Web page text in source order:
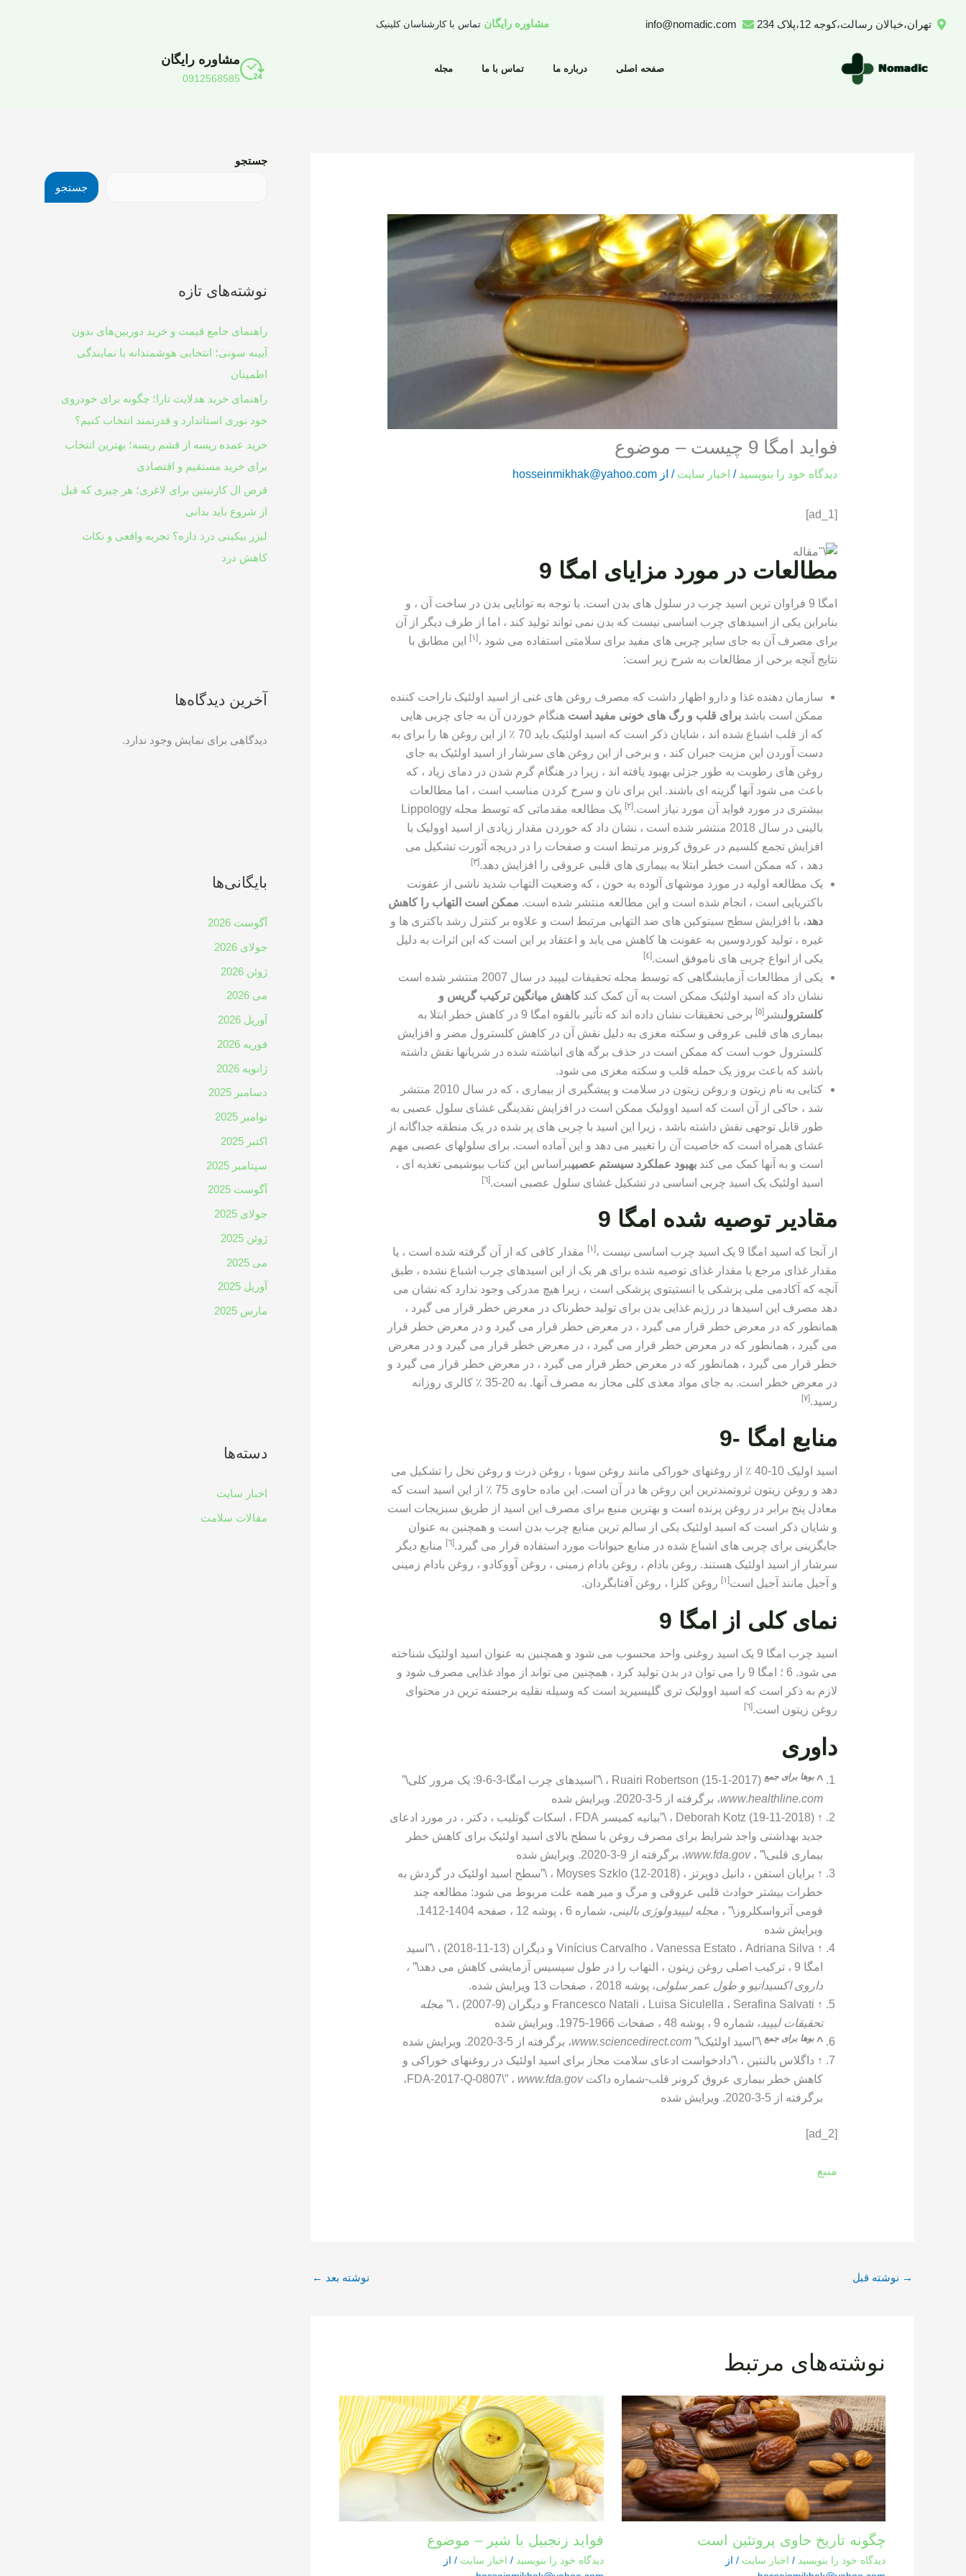
تهران،خیالان رسالت،کوجه 12،پلاک 234 info@nomadic.com مشاوره رایگان تماس با کارشناسان کلینیک
صفحه اصلی درباره ما تماس با ما مجله
مشاوره رایگان
0912568585
فواید امگا 9 چیست – موضوع
دیدگاه‌ خود را بنویسید / اخبار سایت / از hosseinmikhak@yahoo.com
[ad_1]
مطالعات در مورد مزایای امگا 9
امگا 9 فراوان ترین اسید چرب در سلول های بدن است. با توجه به توانایی بدن در ساخت آن ، و
بنابراین یکی از اسیدهای چرب اساسی نیست که بدن نمی تواند تولید کند ، اما از طرف دیگر از آن
برای مصرف آن به جای سایر چربی های مفید برای سلامتی استفاده می شود ، [١]
این مطابق با
نتایج آنچه برخی از مطالعات به شرح زیر است:
سازمان دهنده غذا و دارو اظهار داشت که مصرف روغن های غنی از اسید اولئیک ناراحت کننده
ممکن است باشد برای قلب و رگ های خونی مفید است هنگام خوردن آن به جای چربی هایی
که از قلب اشباع شده اند ، شایان ذکر است که اسید اولئیک باید 70 ٪ از این روغن ها را برای به
دست آوردن این مزیت جبران کند ، و برخی از این روغن های سرشار از اسید اولئیک به جای
روغن های رطوبت به طور جزئی بهبود یافته اند ، زیرا در هنگام گرم شدن در دمای زیاد ، که
باعث می شود آنها گزینه ای باشند. این برای نان و سرخ کردن مناسب است ، اما مطالعات
بیشتری در مورد فواید آن مورد نیاز است.[٢]
یک مطالعه مقدماتی که توسط مجله Lippology
بالینی در سال 2018 منتشر شده است ، نشان داد که خوردن مقدار زیادی از اسید اوولیک با
افزایش تجمع کلسیم در عروق کرونر مرتبط است و صفحات را در دریچه آئورت تشکیل می
دهد ، که ممکن است خطر ابتلا به بیماری های قلبی عروقی را افزایش دهد.[٣]
یک مطالعه اولیه در مورد موشهای آلوده به خون ، که وضعیت التهاب شدید ناشی از عفونت
باکتریایی است ، انجام شده است و این مطالعه منتشر شده است. ممکن است التهاب را کاهش
دهد، با افزایش سطح سیتوکین های ضد التهابی مرتبط است و علاوه بر کنترل رشد باکتری ها و
غیره ، تولید کوردوسین به عفونت ها کاهش می یابد و اعتقاد بر این است که این اثرات به دلیل
یکی از انواع چربی های ناموفق است.[٤]
یکی از مطالعات آزمایشگاهی که توسط مجله تحقیقات لیپید در سال 2007 منتشر شده است
نشان داد که اسید اولئیک ممکن است به آن کمک کندکاهش میانگین ترکیب گریس و
کلسترولبشر [٥]
برخی تحقیقات نشان داده اند که تأثیر بالقوه امگا 9 در کاهش خطر ابتلا به
بیماری های قلبی عروقی و سکته مغزی به دلیل نقش آن در کاهش کلسترول مضر و افزایش
کلسترول خوب است که ممکن است در حذف برگه های انباشته شده در شریانها نقش داشته
باشد که باعث بروز یک حمله قلب و سکته مغزی می شود.
کتابی به نام زیتون و روغن زیتون در سلامت و پیشگیری از بیماری ، که در سال 2010 منتشر
شد ، حاکی از آن است که اسید اوولیک ممکن است در افزایش نقدینگی غشای سلول عصبی به
طور قابل توجهی نقش داشته باشد ، زیرا این اسید با چربی های پر شده در یک منطقه جداگانه از
غشای همراه است که خاصیت آن را تغییر می دهد و این آماده است. برای سلولهای عصبی مهم
است و به آنها کمک می کند بهبود عملکرد سیستم عصبیبراساس این کتاب بیوشیمی تغذیه ای ،
اسید اولئیک یک اسید چربی اساسی در تشکیل غشای سلول عصبی است.[٦]
مقادیر توصیه شده امگا 9
از آنجا که اسید امگا 9 یک اسید چرب اساسی نیست ، [١]
مقدار کافی که از آن گرفته شده است ، یا
مقدار غذای مرجع یا مقدار غذای توصیه شده برای هر یک از این اسیدهای چرب اشباع نشده ، طبق
آنچه که آکادمی ملی پزشکی یا انستیتوی پزشکی است ، زیرا هیچ مدرکی وجود ندارد که نشان می
دهد مصرف این اسیدها در رژیم غذایی بدن برای تولید خطرناک در معرض خطر قرار می گیرد ،
همانطور که در معرض خطر قرار می گیرد ، در معرض خطر قرار می گیرد و در معرض خطر قرار
می گیرد ، همانطور که در معرض خطر قرار می گیرد ، در معرض خطر قرار می گیرد و در معرض
خطر قرار می گیرد ، همانطور که در معرض خطر قرار می گیرد ، در معرض خطر قرار می گیرد و
در معرض خطر است. به جای مواد مغذی کلی مجاز به مصرف آنها. به 20-35 ٪ کالری روزانه
رسید.[٧]
منابع امگا -9
اسید اولیک 10-40 ٪ از روغنهای خوراکی مانند روغن سویا ، روغن ذرت و روغن نخل را تشکیل می
دهد و روغن زیتون ثروتمندترین این روغن ها در آن است. این ماده حاوی 75 ٪ از این اسید است که
معادل پنج برابر در روغن پرنده است و بهترین منبع برای مصرف این اسید از طریق سبزیجات است
و شایان ذکر است که اسید اولئیک یکی از سالم ترین منابع چرب بدن است و همچنین به عنوان
جایگزینی برای چربی های اشباع شده در منابع حیوانات مورد استفاده قرار می گیرد.[٦]
منابع دیگر
سرشار از اسید اولئیک هستند. روغن بادام ، روغن بادام زمینی ، روغن آووکادو ، روغن بادام زمینی
و آجیل مانند آجیل است[١] روغن کلزا ، روغن آفتابگردان.
نمای کلی از امگا 9
اسید چرب امگا 9 یک اسید روغنی واحد محسوب می شود و همچنین به عنوان اسید اولئیک شناخته
می شود. 6 ؛ امگا 9 را می توان در بدن تولید کرد ، همچنین می تواند از مواد غذایی مصرف شود و
لازم به ذکر است که اسید اوولیک تری گلیسیرید است که وسیله نقلیه برجسته ترین در محتوای
روغن زیتون است.[٦]
داوری
^ بوها برای جمع Ruairi Robertson (15-1-2017) ، \”اسیدهای چرب امگا-3-6-9: یک مرور کلی\”
www.healthline.com، برگرفته از 5-3-2020. ویرایش شده
↑
Deborah Kotz (19-11-2018) ، \”بیانیه کمیسر FDA ، اسکات گوتلیب ، دکتر ، در مورد ادعای
جدید بهداشتی واجد شرایط برای مصرف روغن با سطح بالای اسید اولئیک برای کاهش خطر
بیماری قلبی\” ،www.fda.gov، برگرفته از 9-3-2020. ویرایش شده
↑
برایان استفن ، دانیل دوپرتز ، Moyses Szklo (12-2018) ، \”سطح اسید اولئیک در گردش به
خطرات بیشتر حوادث قلبی عروقی و مرگ و میر همه علت مربوط می شود: مطالعه چند
قومی آترواسکلروز\” ، مجله لیپیدولوژی بالینی
، شماره 6 ، پوشه 12 ، صفحه 1404-1412.
ویرایش شده
↑
Vinícius Carvalho ، Vanessa Estato ، Adriana Silva و دیگران (13-11-2018) ، \”اسید
امگا 9 ، ترکیب اصلی روغن زیتون ، التهاب را در طول سپسیس آزمایشی کاهش می دهد\” ،
داروی اکسیداتیو و طول عمر سلولی، پوشه 2018 ، صفحات 13 ویرایش شده.
↑ Francesco Natali ، Luisa Siculella ، Serafina Salvati و دیگران (9-2007) ، \”
مجله
تحقیقات لیپید، شماره 9 ، پوشه 48 ، صفحات 1966-1975. ویرایش شده
^ بوها برای جمع \”اسید اولئیک\” www.sciencedirect.com، برگرفته از 5-3-2020. ویرایش شده
↑ داگلاس بالنتین ، \”دادخواست ادعای سلامت مجاز برای اسید اولئیک در روغنهای خوراکی و
کاهش خطر بیماری عروق کرونر قلب-شماره داکت FDA-2017-Q-0807\” ،www.fda.gov
،
برگرفته از 5-3-2020. ویرایش شده
[ad_2]
منبع
→ نوشته قبل نوشته بعد ←
نوشته‌های مرتبط
چگونه تاریخ حاوی پروتئین است
دیدگاه‌ خود را بنویسید / اخبار سایت / از
فواید زنجبیل با شیر – موضوع
دیدگاه‌ خود را بنویسید / اخبار سایت / از
جستجو
جستجو
نوشته‌های تازه
راهنمای جامع قیمت و خرید دوربین‌های بدون
آیینه سونی؛ انتخابی هوشمندانه با نمایندگی
اطمینان
راهنمای خرید هدلایت تارا؛ چگونه برای خودروی
خود نوری استاندارد و قدرتمند انتخاب کنیم؟
خرید عمده ریسه از قشم ریسه؛ بهترین انتخاب
برای خرید مستقیم و اقتصادی
قرص ال کارنیتین برای لاغری؛ هر چیزی که قبل
از شروع باید بدانی
لیزر بیکینی درد داره؟ تجربه واقعی و نکات
کاهش درد
آخرین دیدگاه‌ها
دیدگاهی برای نمایش وجود ندارد.
بایگانی‌ها
آگوست 2026
جولای 2026
ژوئن 2026
می 2026
آوریل 2026
فوریه 2026
ژانویه 2026
دسامبر 2025
نوامبر 2025
اکتبر 2025
سپتامبر 2025
آگوست 2025
جولای 2025
ژوئن 2025
می 2025
آوریل 2025
مارس 2025
دسته‌ها
اخبار سایت
مقالات سلامت